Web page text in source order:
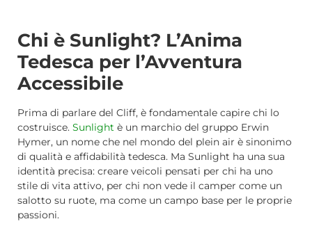
Chi è Sunlight? L’Anima
Tedesca per l’Avventura
Accessibile
Prima di parlare del Cliff, è fondamentale capire chi lo
costruisce. Sunlight è un marchio del gruppo Erwin
Hymer, un nome che nel mondo del plein air è sinonimo
di qualità e affidabilità tedesca. Ma Sunlight ha una sua
identità precisa: creare veicoli pensati per chi ha uno
stile di vita attivo, per chi non vede il camper come un
salotto su ruote, ma come un campo base per le proprie
passioni.